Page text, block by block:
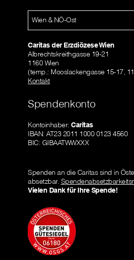
Wien & NÖ-Ost
Caritas der Erzdiözese Wien
Albrechtskreithgasse 19-21
1160 Wien
(temp.: Mooslackengasse 15-17,
Kontakt
Spendenkonto
Kontoinhaber: Caritas
IBAN: AT23 2011 1000 0123 4560
BIC: GIBAATWWXXX
Spenden an die Caritas sind in
absetzbar.
Vielen Dank für Ihre Spende!